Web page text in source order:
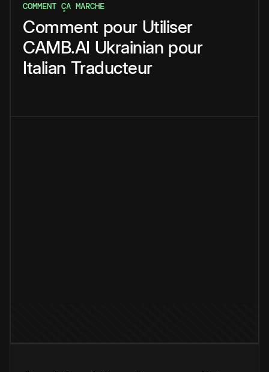
COMMENT ÇA MARCHE
Comment pour Utiliser
CAMB.AI Ukrainian pour
Italian Traducteur